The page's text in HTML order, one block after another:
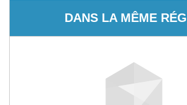
DANS LA MÊME